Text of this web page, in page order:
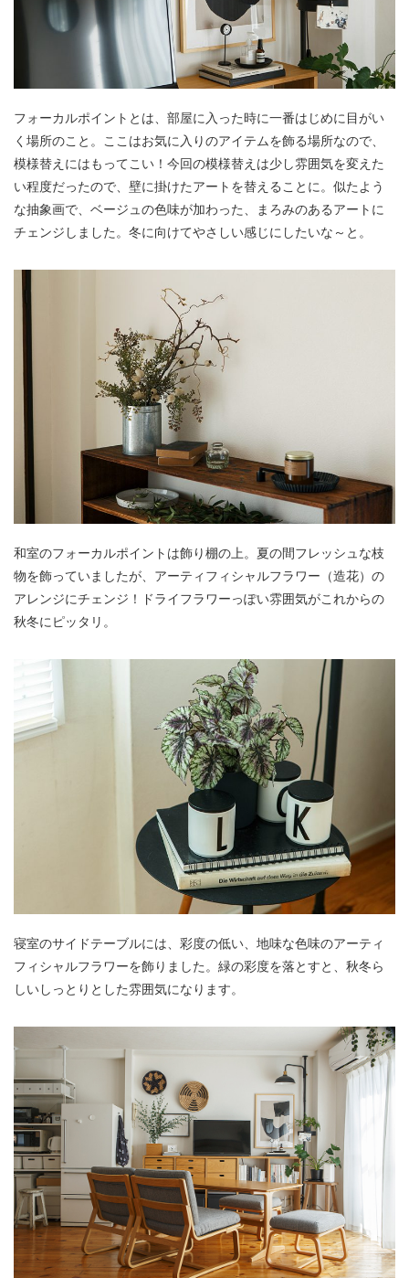
フォーカルポイントとは、部屋に入った時に一番はじめに目がい
く場所のこと。ここはお気に入りのアイテムを飾る場所なので、
模様替えにはもってこい！今回の模様替えは少し雰囲気を変えた
い程度だったので、壁に掛けたアートを替えることに。似たよう
な抽象画で、ベージュの色味が加わった、まろみのあるアートに
チェンジしました。冬に向けてやさしい感じにしたいな～と。
和室のフォーカルポイントは飾り棚の上。夏の間フレッシュな枝
物を飾っていましたが、アーティフィシャルフラワー（造花）の
アレンジにチェンジ！ドライフラワーっぽい雰囲気がこれからの
秋冬にピッタリ。
寝室のサイドテーブルには、彩度の低い、地味な色味のアーティ
フィシャルフラワーを飾りました。緑の彩度を落とすと、秋冬ら
しいしっとりとした雰囲気になります。